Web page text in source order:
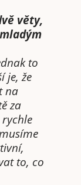
věty,
to
je, že
na
za
to, co